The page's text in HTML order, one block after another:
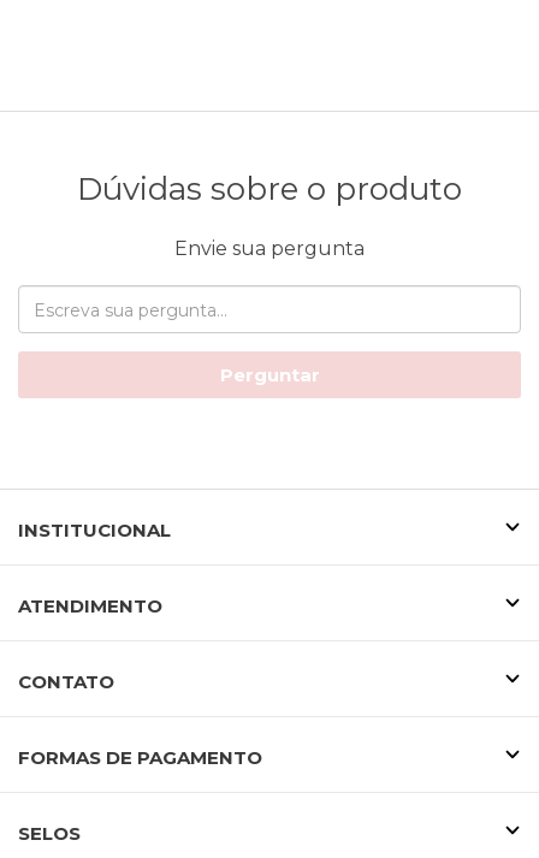
Dúvidas sobre o produto
Envie sua pergunta
Perguntar
INSTITUCIONAL
ATENDIMENTO
CONTATO
FORMAS DE PAGAMENTO
SELOS